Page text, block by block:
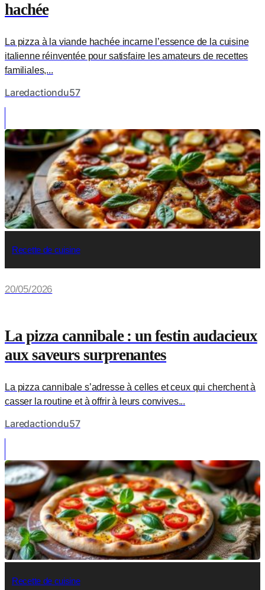
hachée
La pizza à la viande hachée incarne l’essence de la cuisine
italienne réinventée pour satisfaire les amateurs de recettes
familiales,...
Laredactiondu57
Recette de cuisine
20/05/2026
La pizza cannibale : un festin audacieux
aux saveurs surprenantes
La pizza cannibale s’adresse à celles et ceux qui cherchent à
casser la routine et à offrir à leurs convives...
Laredactiondu57
Recette de cuisine